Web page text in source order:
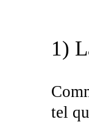
1)
tel